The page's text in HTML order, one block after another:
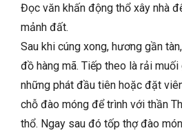
Đọc văn khấn động thổ xây nhà
mảnh đất.
Sau khi cúng xong, hương gần
đồ hàng mã. Tiếp theo là rải
những phát đầu tiên hoặc đặt
chỗ đào móng để trình với thần
thổ. Ngay sau đó tốp thợ đào